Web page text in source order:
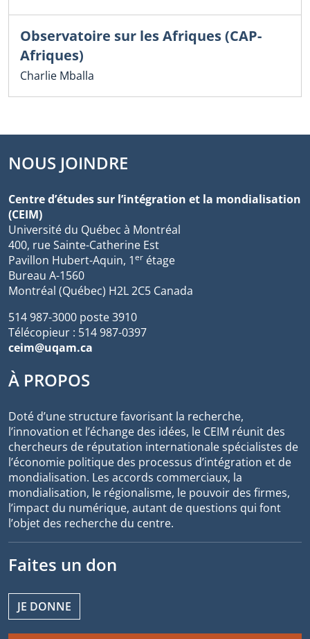
Observatoire sur les Afriques (CAP-
Afriques)
Charlie Mballa
NOUS JOINDRE
Centre d’études sur l’intégration et la mondialisation
(CEIM)
Université du Québec à Montréal
400, rue Sainte-Catherine Est
Pavillon Hubert-Aquin, 1er étage
Bureau A-1560
Montréal (Québec) H2L 2C5 Canada
514 987-3000 poste 3910
Télécopieur : 514 987-0397
ceim@uqam.ca
À PROPOS
Doté d’une structure favorisant la recherche,
l’innovation et l’échange des idées, le CEIM réunit des
chercheurs de réputation internationale spécialistes de
l’économie politique des processus d’intégration et de
mondialisation. Les accords commerciaux, la
mondialisation, le régionalisme, le pouvoir des firmes,
l’impact du numérique, autant de questions qui font
l’objet des recherche du centre.
Faites un don
JE DONNE